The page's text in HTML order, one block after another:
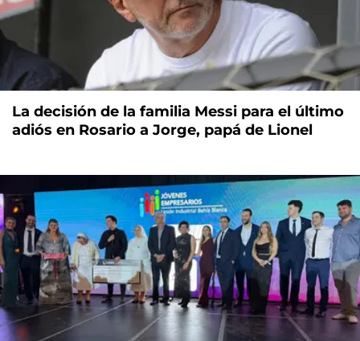
La decisión de la familia Messi para el último
adiós en Rosario a Jorge, papá de Lionel